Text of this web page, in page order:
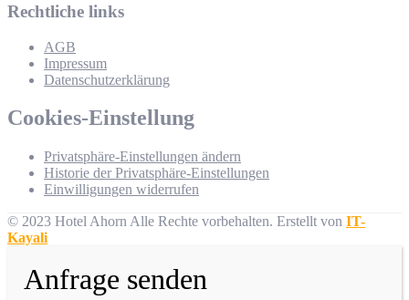
Rechtliche links
AGB
Impressum
Datenschutzerklärung
Cookies-Einstellung
Privatsphäre-Einstellungen ändern
Historie der Privatsphäre-Einstellungen
Einwilligungen widerrufen
© 2023 Hotel Ahorn Alle Rechte vorbehalten. Erstellt von IT-
Kayali
Anfrage senden